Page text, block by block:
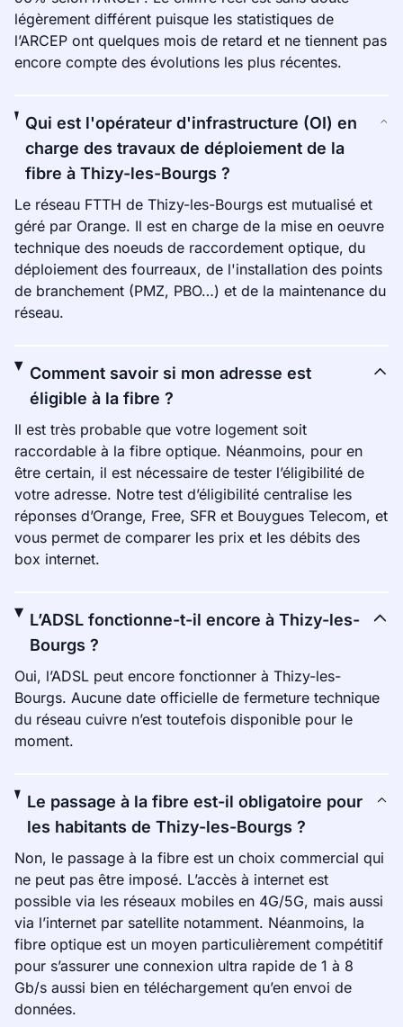
légèrement différent puisque les statistiques de
l’ARCEP ont quelques mois de retard et ne tiennent pas
encore compte des évolutions les plus récentes.
Qui est l'opérateur d'infrastructure (OI) en
charge des travaux de déploiement de la
fibre à Thizy-les-Bourgs ?
Le réseau FTTH de Thizy-les-Bourgs est mutualisé et
géré par Orange. Il est en charge de la mise en oeuvre
technique des noeuds de raccordement optique, du
déploiement des fourreaux, de l'installation des points
de branchement (PMZ, PBO…) et de la maintenance du
réseau.
Comment savoir si mon adresse est
éligible à la fibre ?
Il est très probable que votre logement soit
raccordable à la fibre optique. Néanmoins, pour en
être certain, il est nécessaire de tester l’éligibilité de
votre adresse. Notre test d’éligibilité centralise les
réponses d’Orange, Free, SFR et Bouygues Telecom, et
vous permet de comparer les prix et les débits des
box internet.
L’ADSL fonctionne-t-il encore à Thizy-les-
Bourgs ?
Oui, l’ADSL peut encore fonctionner à Thizy-les-
Bourgs. Aucune date officielle de fermeture technique
du réseau cuivre n’est toutefois disponible pour le
moment.
Le passage à la fibre est-il obligatoire pour
les habitants de Thizy-les-Bourgs ?
Non, le passage à la fibre est un choix commercial qui
ne peut pas être imposé. L’accès à internet est
possible via les réseaux mobiles en 4G/5G, mais aussi
via l’internet par satellite notamment. Néanmoins, la
fibre optique est un moyen particulièrement compétitif
pour s’assurer une connexion ultra rapide de 1 à 8
Gb/s aussi bien en téléchargement qu’en envoi de
données.